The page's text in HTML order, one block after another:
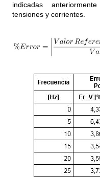
indicadas
tensiones y corrientes.